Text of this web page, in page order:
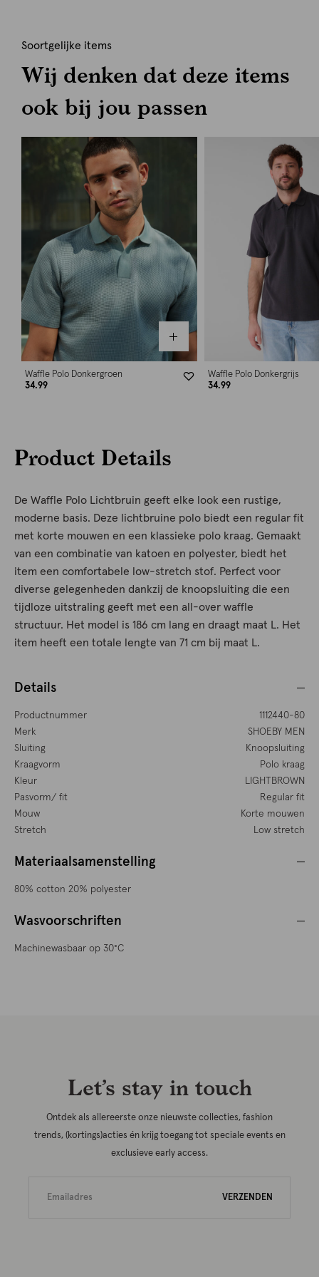
Soortgelijke items
Wij denken dat deze items
ook bij jou passen
Waffle Polo Donkergroen
34.99
Waffle Polo Donkergrijs
34.99
Product Details
De Waffle Polo Lichtbruin geeft elke look een rustige,
moderne basis. Deze lichtbruine polo biedt een regular fit
met korte mouwen en een klassieke polo kraag. Gemaakt
van een combinatie van katoen en polyester, biedt het
item een comfortabele low-stretch stof. Perfect voor
diverse gelegenheden dankzij de knoopsluiting die een
tijdloze uitstraling geeft met een all-over waffle
structuur. Het model is 186 cm lang en draagt maat L. Het
item heeft een totale lengte van 71 cm bij maat L.
Details
Productnummer
1112440-80
Merk
SHOEBY MEN
Sluiting
Knoopsluiting
Kraagvorm
Polo kraag
Kleur
LIGHTBROWN
Pasvorm/ fit
Regular fit
Mouw
Korte mouwen
Stretch
Low stretch
Materiaalsamenstelling
80% cotton 20% polyester
Wasvoorschriften
Machinewasbaar op 30°C
Let’s stay in touch
Ontdek als allereerste onze nieuwste collecties, fashion
trends, (kortings)acties én krijg toegang tot speciale events en
exclusieve early access.
VERZENDEN